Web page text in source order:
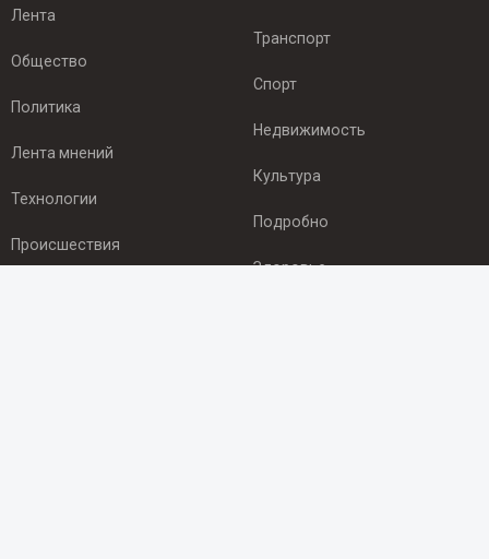
Лента
Общество
Политика
Лента мнений
Технологии
Происшествия
Транспорт
Спорт
Недвижимость
Культура
Подробно
Здоровье